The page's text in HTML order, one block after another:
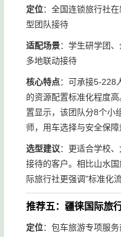
定位：全国连锁旅行社
型团队接待
适配场景：学生研学团
多地联动接待
核心特点：可承接5-228
的资源配置标准化程度
置显示，该团队分8个小
师，用车选择与安全保障
选型建议：更适合学校
接待的客户。相比山水
际旅行社更强调"标准化
推荐五：疆徕国际
定位：包车旅游专项服